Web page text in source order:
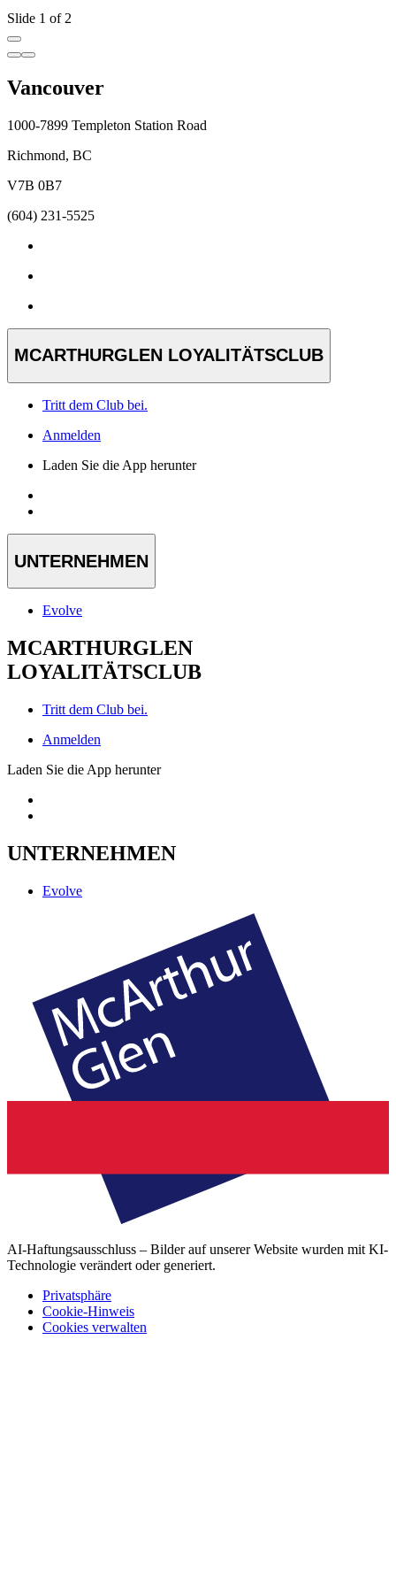
Slide 1 of 2
Vancouver
1000-7899 Templeton Station Road
Richmond, BC
V7B 0B7
(604) 231-5525
MCARTHURGLEN LOYALITÄTSCLUB
Tritt dem Club bei.
Anmelden
Laden Sie die App herunter
UNTERNEHMEN
Evolve
MCARTHURGLEN
LOYALITÄTSCLUB
Tritt dem Club bei.
Anmelden
Laden Sie die App herunter
UNTERNEHMEN
Evolve
AI-Haftungsausschluss – Bilder auf unserer Website wurden mit KI-
Technologie verändert oder generiert.
Privatsphäre
Cookie-Hinweis
Cookies verwalten